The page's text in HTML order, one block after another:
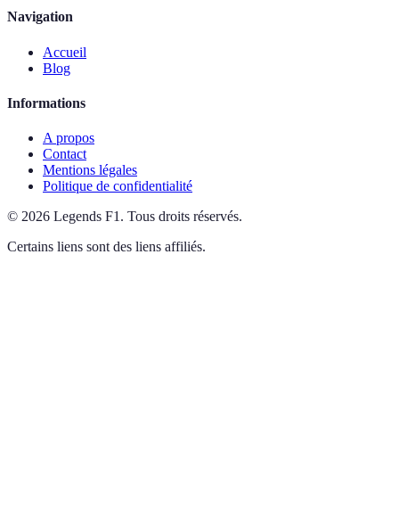
Navigation
Accueil
Blog
Informations
A propos
Contact
Mentions légales
Politique de confidentialité
© 2026 Legends F1 . Tous droits réservés.
Certains liens sont des liens affiliés.